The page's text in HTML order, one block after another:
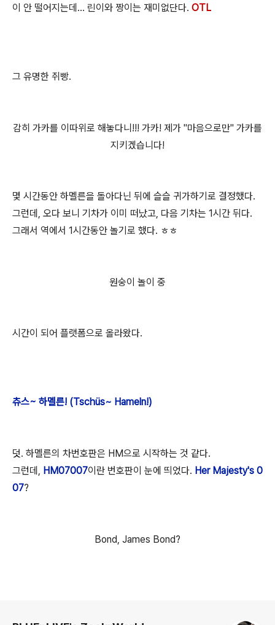
이 안 떨어지는데... 린이와 짱이는 재미없단다. OTL
그 유명한 쥐빵.
감히 가카를 이따위로 해놓다니!!! 가카! 제가 "마음으로만" 가카를
지키겠습니다!
몇 시간동안 하멜른을 돌아다닌 뒤에 슬슬 귀가하기로 결정했다.
그런데, 오다 보니 기차가 이미 떠났고, 다음 기차는 1시간 뒤다.
그래서 역에서 1시간동안 놀기로 했다. ㅎㅎ
원숭이 놀이 중
시간이 되어 플랫폼으로 올라왔다.
츄스~ 하멜른! (Tschüs~ Hameln!)
덧. 하멜른의 차번호판은 HM으로 시작하는 것 같다.
그런데, HM07007이란 번호판이 눈에 띄었다. Her Majesty's 0
07?
Bond, James Bond?